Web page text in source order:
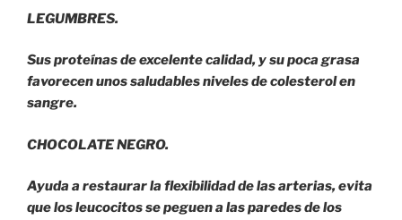
LEGUMBRES.
Sus proteínas de excelente calidad, y su poca grasa
favorecen unos saludables niveles de colesterol en
sangre.
CHOCOLATE NEGRO.
Ayuda a restaurar la flexibilidad de las arterias, evita
que los leucocitos se peguen a las paredes de los